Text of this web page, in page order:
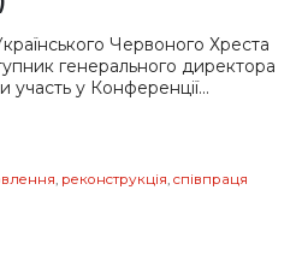
Червоного Хреста
генерального директора
участь у Конференції...
реконструкція співпраця